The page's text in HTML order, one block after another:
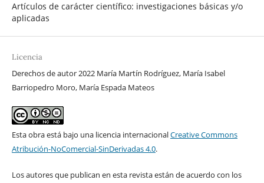
Artículos de carácter científico: investigaciones básicas y/o
aplicadas
Licencia
Derechos de autor 2022 María Martín Rodríguez, María Isabel
Barriopedro Moro, María Espada Mateos
Esta obra está bajo una licencia internacionalCreative Commons
Atribución-NoComercial-SinDerivadas 4.0.
Los autores que publican en esta revista están de acuerdo con los